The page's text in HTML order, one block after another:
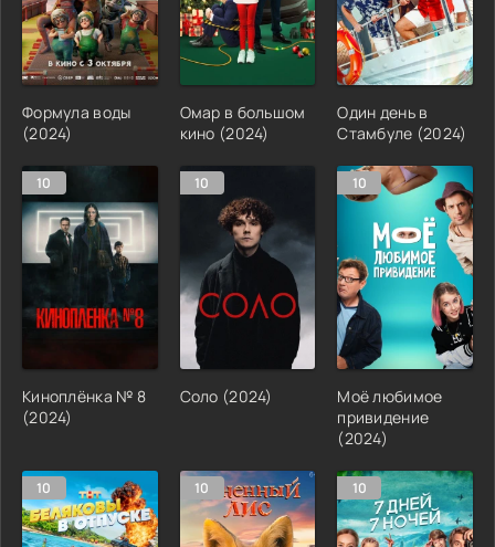
Формула воды
(2024)
Омар в большом
кино (2024)
Один день в
Стамбуле (2024)
10
Киноплёнка № 8
(2024)
10
Соло (2024)
10
Моё любимое
привидение
(2024)
10 10 10